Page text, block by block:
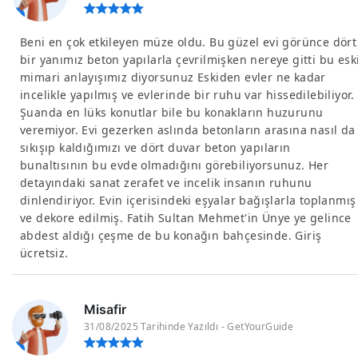
Beni en çok etkileyen müze oldu. Bu güzel evi görünce dört
bir yanımız beton yapılarla çevrilmişken nereye gitti bu
mimari anlayışımız diyorsunuz Eskiden evler ne kadar
incelikle yapılmış ve evlerinde bir ruhu var hissedilebiliyor.
Şuanda en lüks konutlar bile bu konakların huzurunu
veremiyor. Evi gezerken aslında betonların arasına nasıl da
sıkışıp kaldığımızı ve dört duvar beton yapıların
bunaltısının bu evde olmadığını görebiliyorsunuz. Her
detayındaki sanat zerafet ve incelik insanın ruhunu
dinlendiriyor. Evin içerisindeki eşyalar bağışlarla toplanmış
ve dekore edilmiş. Fatih Sultan Mehmet'in Ünye ye gelince
abdest aldığı çeşme de bu konağın bahçesinde. Giriş
ücretsiz.
Misafir
31/08/2025 Tarihinde Yazıldı - GetYourGuide